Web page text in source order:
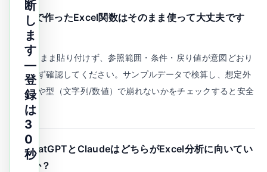
AIで作ったExcel関数はそのまま使って大丈夫です
か？
そのまま貼り付けず、参照範囲・条件・戻り値が意図どおり
かを必ず確認してください。サンプルデータで検算し、想定外
の空白や型（文字列/数値）で崩れないかをチェックすると安全
です。
ChatGPTとClaudeはどちらがExcel分析に向いてい
ますか？
断
し
ま
す
—
登
録
は
3
0
秒